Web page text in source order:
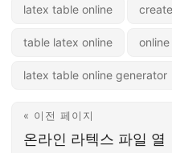
latex table online
table latex online
latex table online generator
« 이전 페이지
온라인 라텍스 파일 열